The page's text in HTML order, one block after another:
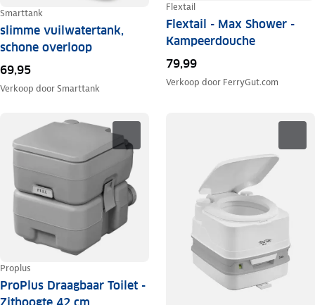
Smarttank
slimme vuilwatertank,
schone overloop
69,95
Verkoop doorSmarttank
Flextail
Flextail - Max Shower -
Kampeerdouche
79,99
Verkoop door FerryGut.com
Proplus
ProPlus Draagbaar Toilet -